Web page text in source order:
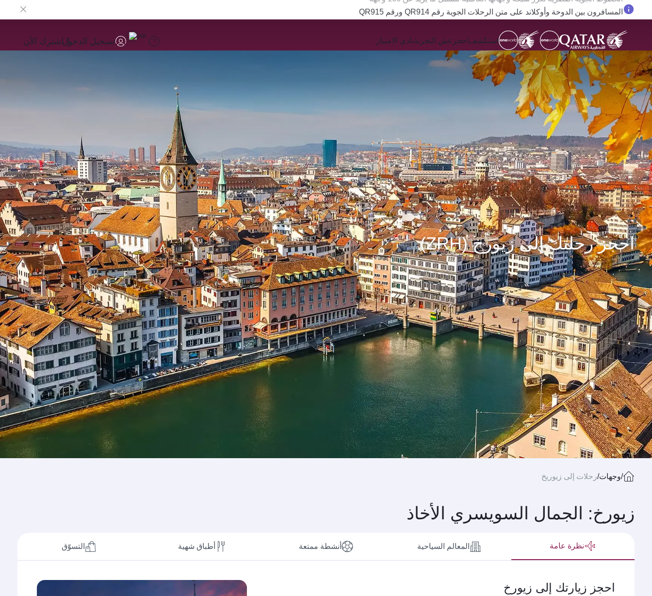
المسافرون بين الدوحة وأوكلاند على متن الرحلات الجوية رقم QR914 ورقم QR915
استكشف احجز عش التجربةنادي الامتياز AR تسجيل الدخولاشترك الآن
احجز رحلتك إلى زيورخ (ZRH)
/وجهات/رحلات إلى زيوريخ
زيورخ: الجمال السويسري الأخاذ
نظرة عامة المعالم السياحية أنشطة ممتعة أطباق شهية التسوّق
احجز زيارتك إلى زيورخ